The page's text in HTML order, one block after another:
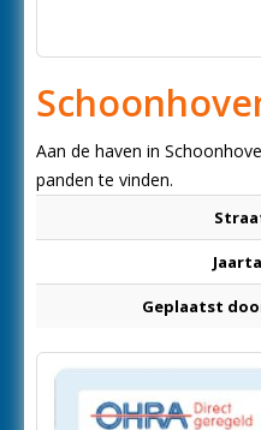
Aan de haven in
panden te vinden.
Geplaatst